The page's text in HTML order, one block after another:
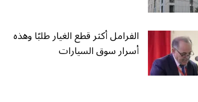
الفرامل أكثر قطع الغيار طلبًا وهذه
أسرار سوق السيارات